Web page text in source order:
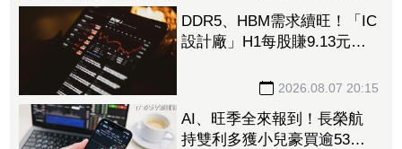
DDR5、HBM需求續旺！「IC
設計廠」H1每股賺9.13元
2026.08.07 20:15
AI、旺季全來報到！長榮航
持雙利多獲小兒豪買逾53萬